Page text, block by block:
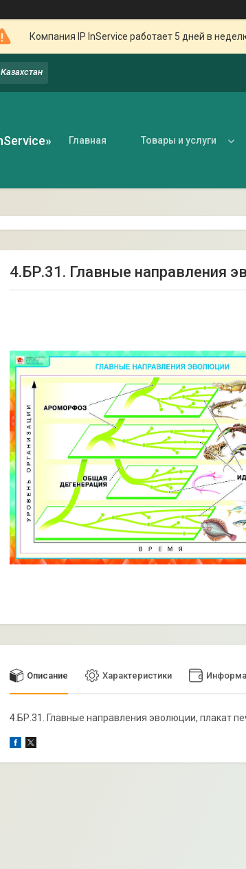
Компания IP InService работает 5 дней в
Главная Товары и услуги
4.БР.31. Главные направления
Описание Характеристики
4.БР.31. Главные направления эволюции, плакат